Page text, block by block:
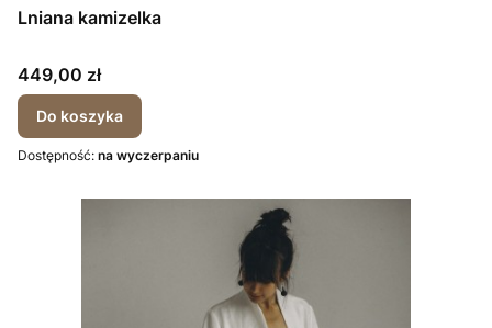
Lniana kamizelka
Cena
449,00 zł
Do koszyka
Dostępność: na wyczerpaniu